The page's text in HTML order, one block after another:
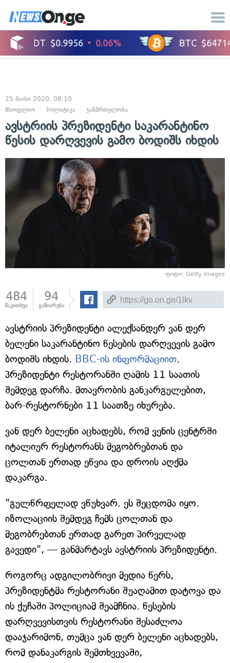
25 მაისი 2020, 08:10
მსოფლიო
პოლიტიკა ჯანმრთელობა
ავსტრიის პრეზიდენტი საკარანტინო
წესის დარღვევის გამო ბოდიშს იხდის
ფოტო: Getty Images
484
წაკითხვა
94
გაზიარება
ავსტრიის პრეზიდენტი ალექსანდერ ვან დერ
ბელენი საკარანტინო წესების დარღვევის გამო
ბოდიშს იხდის. BBC-ის ინფორმაციით,
პრეზიდენტი რესტორანში ღამის 11 საათის
შემდეგ დარჩა. მთავრობის განკარგულებით,
ბარ-რესტორნები 11 საათზე იხურება.
ვან დერ ბელენი აცხადებს, რომ ვენის ცენტრში
იტალიურ რესტორანს მეგობრებთან და
ცოლთან ერთად ეწვია და დროის აღქმა
დაკარგა.
"გულწრფელად ვწუხვარ. ეს შეცდომა იყო.
იზოლაციის შემდეგ ჩემს ცოლთან და
მეგობრებთან ერთად გარეთ პირველად
გავედი", — განმარტავს ავსტრიის პრეზიდენტი.
როგორც ადგილობრივი მედია წერს,
პრეზიდენტმა რესტორანი შუაღამით დატოვა და
ის ქუჩაში პოლიციამ შეამჩნია. წესების
დარღვევისთვის რესტორანი შესაძლოა
დააჯარიმონ, თუმცა ვან დერ ბელენი აცხადებს,
რომ დანაკარგის შემთხვევაში,